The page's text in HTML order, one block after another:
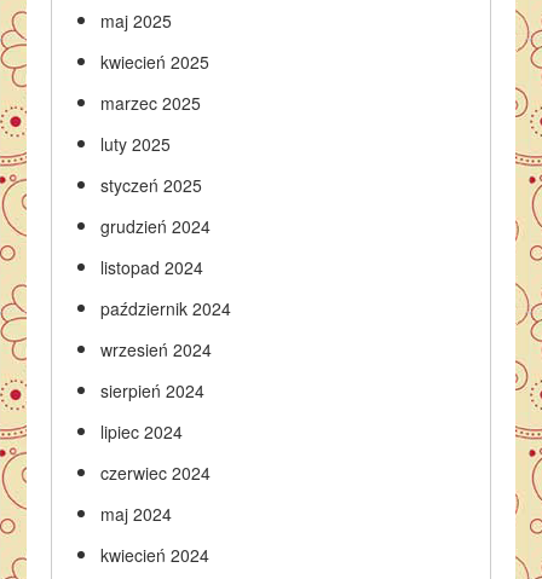
maj 2025
kwiecień 2025
marzec 2025
luty 2025
styczeń 2025
grudzień 2024
listopad 2024
październik 2024
wrzesień 2024
sierpień 2024
lipiec 2024
czerwiec 2024
maj 2024
kwiecień 2024